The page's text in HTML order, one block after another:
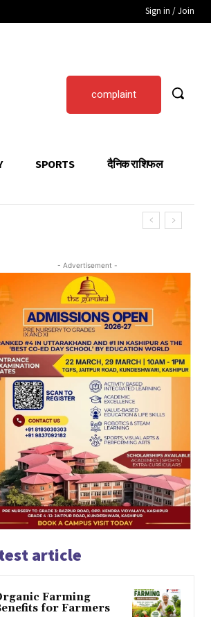
Sign in / Join
complaint
SPORTS दैनिक राशिफल
- Advertisement -
article
Farming
for Farmers